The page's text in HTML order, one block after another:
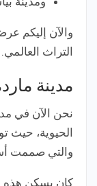
والآن إليكم
التراث العالمي.
مدينة
نحن الآن في
الحيوية، حيث
والتي صممت
كان يسكن هذه